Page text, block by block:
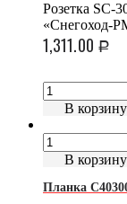
Розетка SC-
«Снегоход-
1,311.00 Р
В корзину
В корзину
Планка